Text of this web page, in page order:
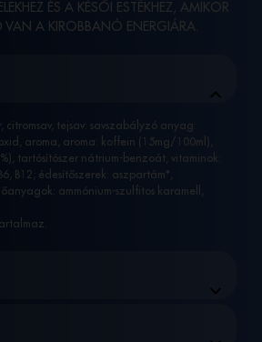
ÉS A KÉSŐI ESTÉKHEZ, AMIKOR
VAN A KIROBBANÓ ENERGIÁRA.
citromsav, tejsav: savszabályzó anyag:
aroma, aroma: koffein (15mg/100ml),
tartósítószer nátrium-benzoát, vitaminok:
B12; édesítőszerek: aszpartám*,
ammónium-szulfitos karamell,